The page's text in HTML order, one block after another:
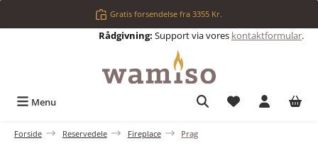
Gratis forsendelse fra 3355 Kr.
Rådgivning: Support via vores kontaktformular.
Menu Du har 0
Forside Reservedele Fireplace Prag